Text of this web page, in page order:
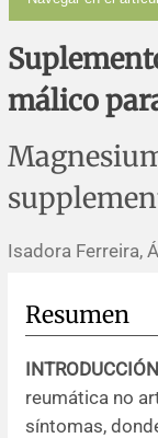
Cartas a los
Errata y
Impressum
Estudios
Revisiones
Análisis
Revisiones
Notas
Notas
Ensayos
Notas
Práctica
Descripción
Política de
Instrucciones
málico
Isadora Ferreira,
Resumen
INTRODUCCIÓN
reumática no
síntomas,